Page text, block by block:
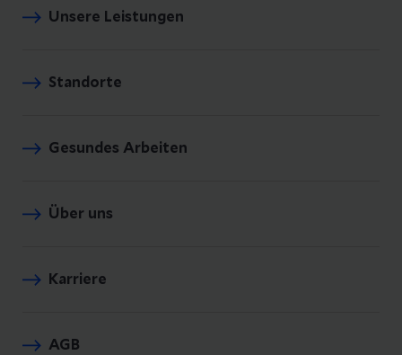
Unsere Leistungen
Standorte
Gesundes Arbeiten
Über uns
Karriere
AGB